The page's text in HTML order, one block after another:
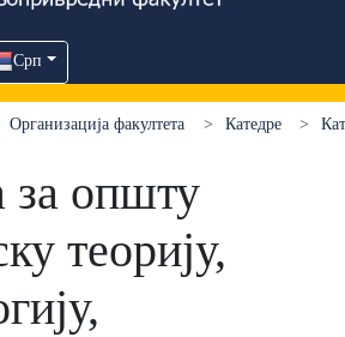
Срп
Организација факултета Катедре
за општу
теорију,